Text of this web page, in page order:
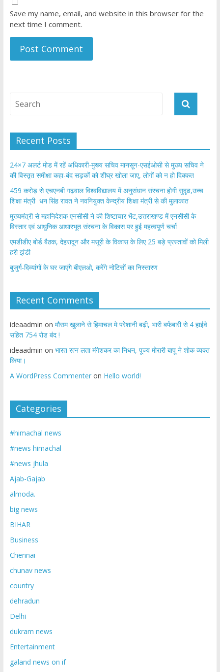
Save my name, email, and website in this browser for the
next time I comment.
Recent Posts
24×7 अलर्ट मोड में रहें अधिकारी-मुख्य सचिव मानसून-एसईओसी से मुख्य सचिव ने
की विस्तृत समीक्षा कहा-बंद सड़कों को शीघ्र खोला जाए, लोगों को न हो दिक्कत
459 करोड़ से एचएनबी गढ़वाल विश्वविद्यालय में अनुसंधान संरचना होगी सुदृढ,उच्च
शिक्षा मंत्री धन सिंह रावत ने नवनियुक्त केन्द्रीय शिक्षा मंत्री से की मुलाकात
मुख्यमंत्री से महानिदेशक एनसीसी ने की शिष्टाचार भेंट,उत्तराखण्ड में एनसीसी के
विस्तार एवं आधुनिक आधारभूत संरचना के विकास पर हुई महत्वपूर्ण चर्चा
एमडीडीए बोर्ड बैठक, देहरादून और मसूरी के विकास के लिए 25 बड़े प्रस्तावों को मिली
हरी झंडी
बुजुर्ग-दिव्यांगों के घर जाएंगे बीएलओ, करेंगे नोटिसों का निस्तारण
Recent Comments
ideaadmin on मौसम खुलाने से हिमाचल मे परेशानी बढ़ी, भारी बर्फबारी से 4 हाईवे
सहित 754 रोड बंद !
ideaadmin on भारत रत्न लता मंगेशकर का निधन, पूज्य मोरारी बापू ने शोक व्यक्त
किया।
A WordPress Commenteron Hello world!
Categories
#himachal news
#news himachal
#news jhula
Ajab-Gajab
almoda.
big news
BIHAR
Business
Chennai
chunav news
country
dehradun
Delhi
dukram news
Entertainment
galand news on if